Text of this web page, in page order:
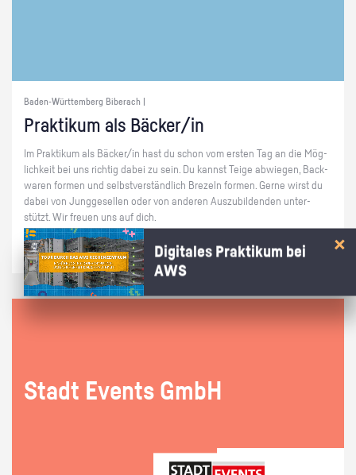
Baden-Württemberg Biberach |
Prak­ti­kum als Bä­cker/in
Im Prak­ti­kum als Bä­cker/in hast du schon vom ers­ten Tag an die Mög­
lich­keit bei uns rich­tig dabei zu sein. Du kannst Teige ab­wie­gen, Back­
wa­ren for­men und selbst­ver­ständ­lich Bre­zeln for­men. Gerne wirst du
dabei von Jung­ge­sel­len oder von an­de­ren Aus­zu­bil­den­den un­ter­
stützt. Wir freu­en uns auf dich.
Stadt Events GmbH
Digitales Praktikum bei
AWS